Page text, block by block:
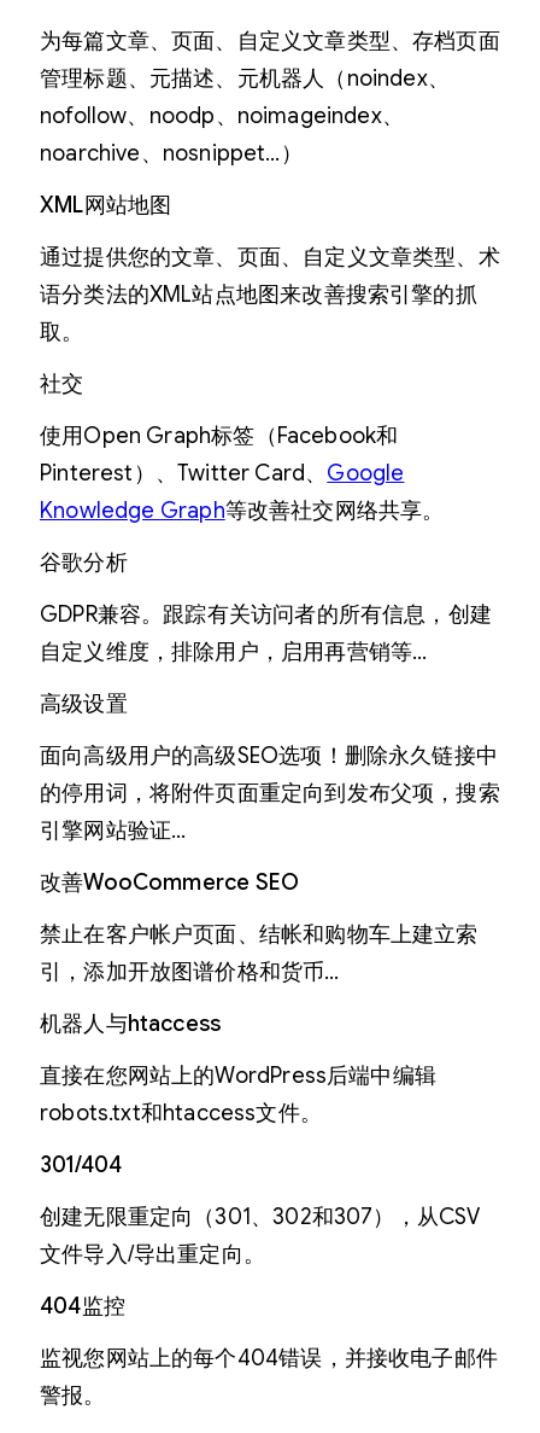
为每篇文章、页面、自定义文章类型、存档页面
管理标题、元描述、元机器人（noindex、
nofollow、noodp、noimageindex、
noarchive、nosnippet…）
XML网站地图
通过提供您的文章、页面、自定义文章类型、术
语分类法的XML站点地图来改善搜索引擎的抓
取。
社交
使用Open Graph标签（Facebook和
Pinterest）、Twitter Card、 Google
Knowledge Graph等改善社交网络共享。
谷歌分析
GDPR兼容。跟踪有关访问者的所有信息，创建
自定义维度，排除用户，启用再营销等…
高级设置
面向高级用户的高级SEO选项！删除永久链接中
的停用词，将附件页面重定向到发布父项，搜索
引擎网站验证…
改善WooCommerce SEO
禁止在客户帐户页面、结帐和购物车上建立索
引，添加开放图谱价格和货币…
机器人与htaccess
直接在您网站上的WordPress后端中编辑
robots.txt和htaccess文件。
301/404
创建无限重定向（301、302和307），从CSV
文件导入/导出重定向。
404监控
监视您网站上的每个404错误，并接收电子邮件
警报。